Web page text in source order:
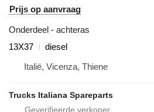
Prijs op aanvraag
Onderdeel - achteras
13X37
diesel
Italië, Vicenza, Thiene
Trucks Italiana Spareparts